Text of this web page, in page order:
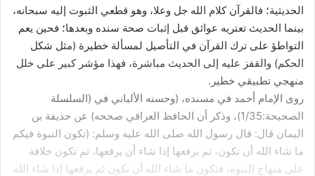
الحديثية؛ فالقرآن كلام الله جل وعلا، وهو قطعي الثبوت إليه سبحانه،
بينما الحديث تعتريه عوائق قبل إثبات صحة سنده وبعدها؛ فحين يعم
التواطؤ على ترك القرآن في التأصيل لمسألة خطيرة (مثل شكل
الحكم) والقفز عليه إلى الحديث مباشرة، فهذا مؤشر كبير على خلل
منهجي تطبيقي خطير.
روى الإمام أحمد في مسنده، (وحسنه الألباني في (السلسلة
الصحيحة:1/35)، وذكر أن الحافظ العراقي صححه) عن حذيفة بن
اليمان قال: قال رسول الله صلى الله عليه وسلم: (تكون النبوة فيكم
ما شاء الله أن تكون، ثم يرفعها إذا شاء أن يرفعها، ثم تكون خلافة
على منهاج النبوة، فتكون ما شاء الله أن تكون ثم يرفعها إذا شاء الله